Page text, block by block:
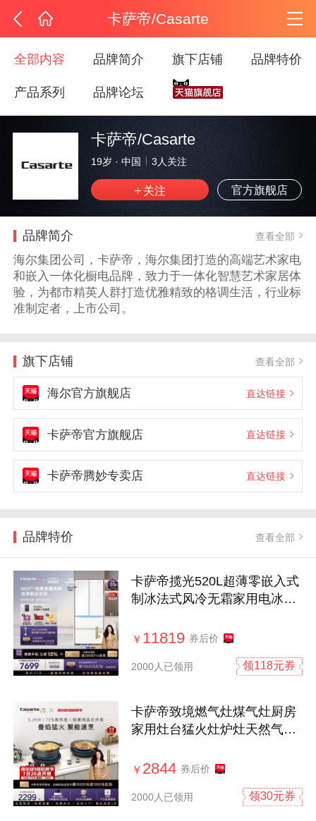
卡萨帝/Casarte
全部内容 品牌简介 旗下店铺 品牌特价
产品系列 品牌论坛
卡萨帝/Casarte
19岁 · 中国 3 人关注
官方旗舰店
品牌简介 查看全部
海尔集团公司，卡萨帝，海尔集团打造的高端艺术家电
和嵌入一体化橱电品牌，致力于一体化智慧艺术家居体
验，为都市精英人群打造优雅精致的格调生活，行业标
准制定者，上市公司。
旗下店铺 查看全部
海尔官方旗舰店 直达链接
卡萨帝官方旗舰店 直达链接
卡萨帝腾妙专卖店 直达链接
品牌特价 查看全部
卡萨帝揽光520L超薄零嵌入式
制冰法式风冷无霜家用电冰箱
￥ 11819 券后价
2000人已领用 领118元券
卡萨帝致境燃气灶煤气灶厨房
家用灶台猛火灶炉灶天然气灶
￥ 2844 券后价
2000人已领用 领30元券